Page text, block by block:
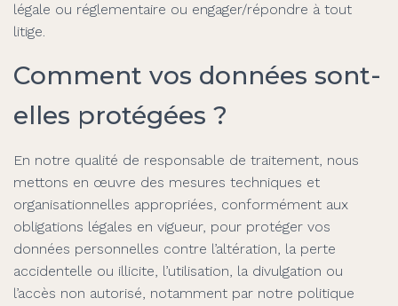
légale ou réglementaire ou engager/répondre à tout
litige.
Comment vos données sont-
elles protégées ?
En notre qualité de responsable de traitement, nous
mettons en œuvre des mesures techniques et
organisationnelles appropriées, conformément aux
obligations légales en vigueur, pour protéger vos
données personnelles contre l’altération, la perte
accidentelle ou illicite, l’utilisation, la divulgation ou
l’accès non autorisé, notamment par notre politique